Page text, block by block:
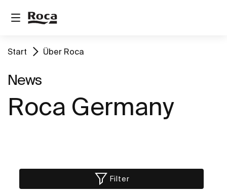
Start Über Roca
News
Roca Germany
Filter